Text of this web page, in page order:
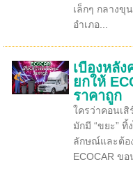
เล็กๆ กลางขุ
อำเภอ...
เบื้องหลั
ยกให้
ราคาถูก
ใครว่าคอนเสิ
มักมี “ขยะ”
ลักษณ์และต้อ
ECOCAR ขอ